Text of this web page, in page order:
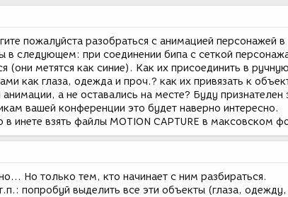
пожалуйста разобраться с анимацией
в следующем: при соединении бипа с сеткой
(они метятся как синие). Как их присоединить в
как глаза, одежда и проч.? как их привязать к
анимации, а не оставались на месте? Буду
вашей конференции это будет наверно интересно.
инете взять файлы MOTION CAPTURE в максовском
Но только тем, кто начинает с ним разбираться.
попробуй выделить все эти объекты (глаза,